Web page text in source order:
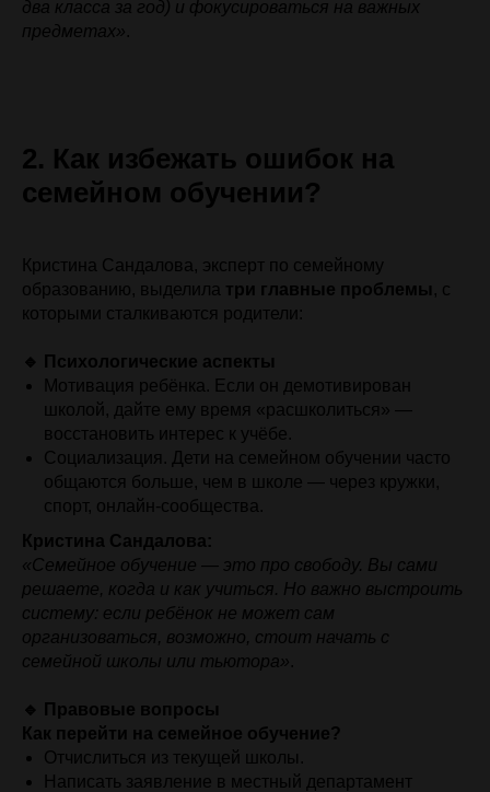
два класса за год) и фокусироваться на важных
предметах».
2. Как избежать ошибок на
семейном обучении?
Кристина Сандалова, эксперт по семейному
образованию, выделила три главные проблемы , с
которыми сталкиваются родители:
🔹 Психологические аспекты
Мотивация ребёнка. Если он демотивирован
школой, дайте ему время «расшколиться» —
восстановить интерес к учёбе.
Социализация. Дети на семейном обучении часто
общаются больше, чем в школе — через кружки,
спорт, онлайн-сообщества.
Кристина Сандалова:
«Семейное обучение — это про свободу. Вы сами
решаете, когда и как учиться. Но важно выстроить
систему: если ребёнок не может сам
организоваться, возможно, стоит начать с
семейной школы или тьютора».
🔹 Правовые вопросы
Как перейти на семейное обучение?
Отчислиться из текущей школы.
Написать заявление в местный департамент